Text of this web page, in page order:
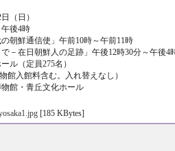
（日）
後4時
鮮通信使」午前10時～午前11時
日朝鮮人の足跡」午後12時30分～午後4
（定員275名）
館入館料含む。入れ替えなし）
・青丘文化ホール
[185 KBytes]